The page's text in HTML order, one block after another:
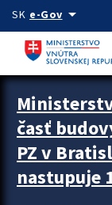
Preskocit na hlavný
SK e-Govarrow_drop_down
časť
PZ v
nastupuje